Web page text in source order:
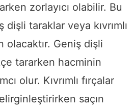
zorlayıcı olabilir. Bu
taraklar veya kıvrımlı
olacaktır. Geniş dişli
tararken hacminin
olur. Kıvrımlı fırçalar
saçın